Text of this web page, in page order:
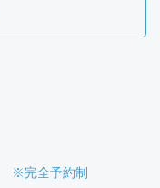
※完全予約制